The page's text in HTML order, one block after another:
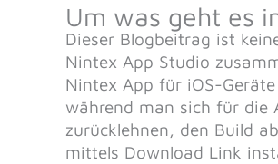
Um was geht es
Dieser Blogbeitrag ist
Nintex App Studio
Nintex App für iOS-
während man sich für die
zurücklehnen, den Build
mittels Download Link